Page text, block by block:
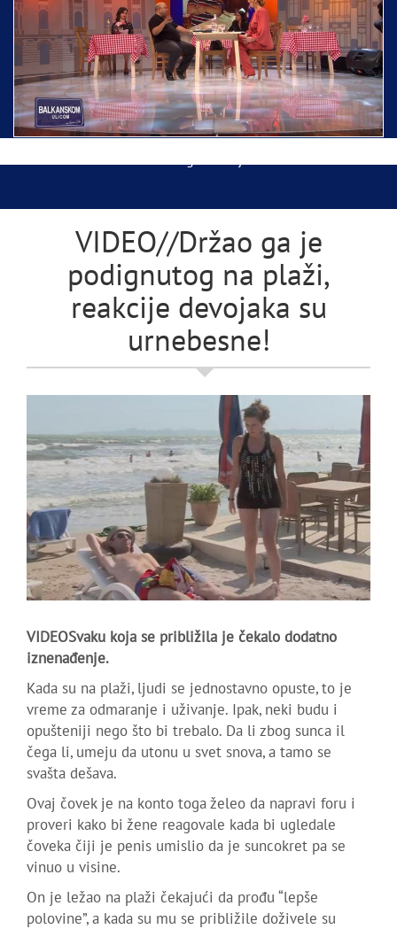
Ispraćaj Pojasa Presvete Bogorodice danas iz
Hrama Svetog Save
VIDEO//Držao ga je
podignutog na plaži,
reakcije devojaka su
urnebesne!
VIDEOSvaku koja se približila je čekalo dodatno
iznenađenje.
Kada su na plaži, ljudi se jednostavno opuste, to je
vreme za odmaranje i uživanje. Ipak, neki budu i
opušteniji nego što bi trebalo. Da li zbog sunca il
čega li, umeju da utonu u svet snova, a tamo se
svašta dešava.
Ovaj čovek je na konto toga želeo da napravi foru i
proveri kako bi žene reagovale kada bi ugledale
čoveka čiji je penis umislio da je suncokret pa se
vinuo u visine.
On je ležao na plaži čekajući da prođu “lepše
polovine”, a kada su mu se približile doživele su